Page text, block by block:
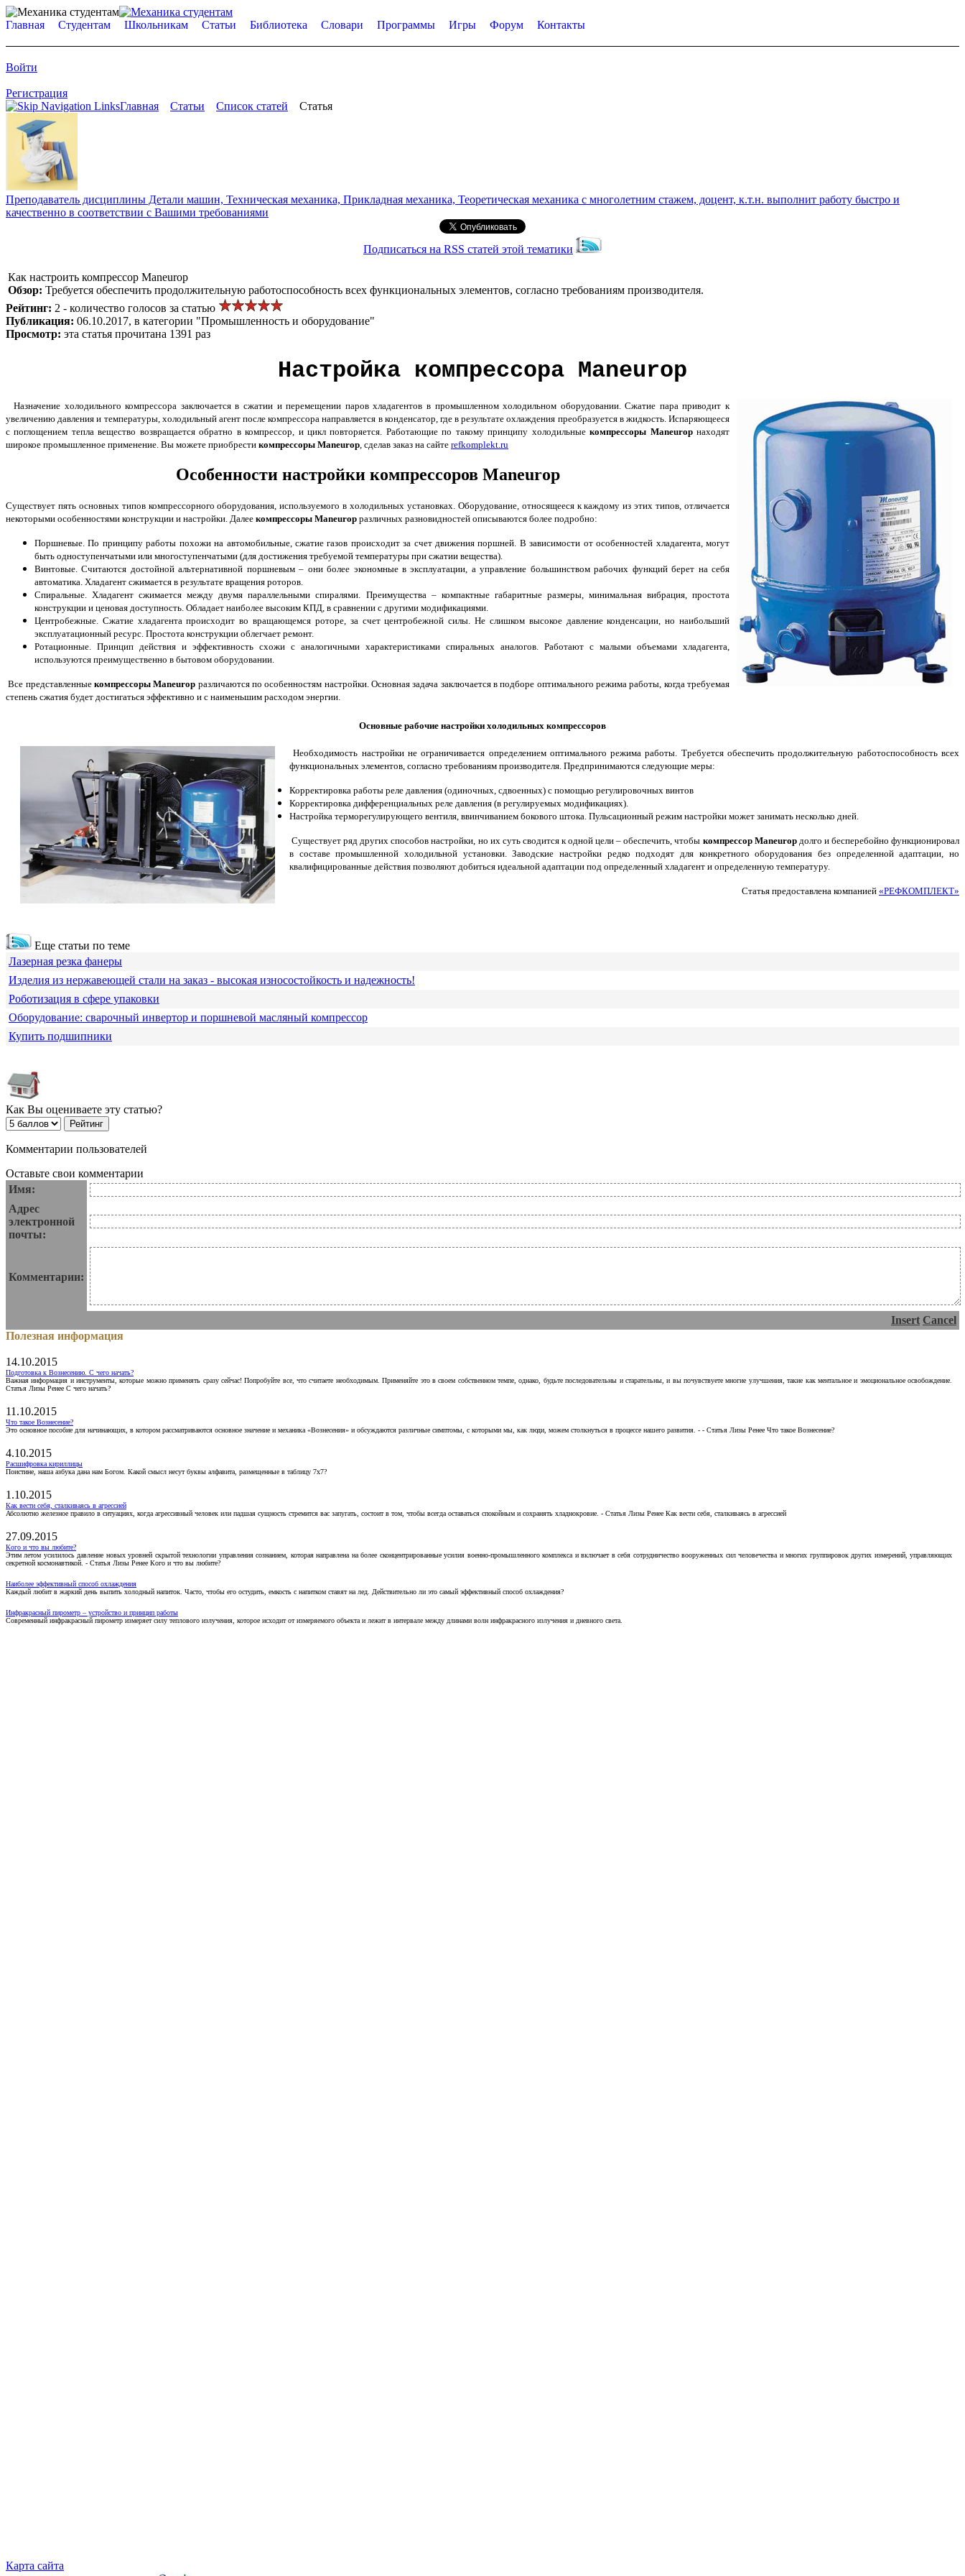
Главная Студентам Школьникам Статьи Библиотека Словари Программы Игры Форум Контакты
Войти
Регистрация
Главная
Статьи Список статей Статья
Преподаватель дисциплины Детали машин, Техническая механика, Прикладная механика, Теоретическая механика с многолетним стажем, доцент, к.т.н. выполнит работу быстро и
качественно в соответствии с Вашими требованиями
Подписаться на RSS статей этой тематики
Как настроить компрессор Maneurop
Обзор: Требуется обеспечить продолжительную работоспособность всех функциональных элементов, согласно требованиям производителя.
Рейтинг: 2 - количество голосов за статью
Публикация: 06.10.2017, в категории "Промышленность и оборудование"
Просмотр: эта статья прочитана 1391 раз
Настройка компрессора Maneurop
Назначение холодильного компрессора заключается в сжатии и перемещении паров хладагентов в промышленном холодильном оборудовании. Сжатие пара приводит к
увеличению давления и температуры, холодильный агент после компрессора направляется в конденсатор, где в результате охлаждения преобразуется в жидкость. Испаряющееся
с поглощением тепла вещество возвращается обратно в компрессор, и цикл повторяется. Работающие по такому принципу холодильныекомпрессоры Maneuropнаходят
широкое промышленное применение. Вы можете приобрести компрессоры Maneurop, сделав заказ на сайте refkomplekt.ru
Особенности настройки компрессоров Maneurop
Существует пять основных типов компрессорного оборудования, используемого в холодильных установках. Оборудование, относящееся к каждому из этих типов, отличается
некоторыми особенностями конструкции и настройки. Далее компрессоры Maneurop различных разновидностей описываются более подробно:
Поршневые. По принципу работы похожи на автомобильные, сжатие газов происходит за счет движения поршней. В зависимости от особенностей хладагента, могут
быть одноступенчатыми или многоступенчатыми (для достижения требуемой температуры при сжатии вещества).
Винтовые. Считаются достойной альтернативной поршневым – они более экономные в эксплуатации, а управление большинством рабочих функций берет на себя
автоматика. Хладагент сжимается в результате вращения роторов.
Спиральные. Хладагент сжимается между двумя параллельными спиралями. Преимущества – компактные габаритные размеры, минимальная вибрация, простота
конструкции и ценовая доступность. Обладает наиболее высоким КПД, в сравнении с другими модификациями.
Центробежные. Сжатие хладагента происходит во вращающемся роторе, за счет центробежной силы. Не слишком высокое давление конденсации, но наибольший
эксплуатационный ресурс. Простота конструкции облегчает ремонт.
Ротационные. Принцип действия и эффективность схожи с аналогичными характеристиками спиральных аналогов. Работают с малыми объемами хладагента,
используются преимущественно в бытовом оборудовании.
Все представленные компрессоры Maneurop различаются по особенностям настройки. Основная задача заключается в подборе оптимального режима работы, когда требуемая
степень сжатия будет достигаться эффективно и с наименьшим расходом энергии.
Основные рабочие настройки холодильных компрессоров
Необходимость настройки не ограничивается определением оптимального режима работы. Требуется обеспечить продолжительную работоспособность всех
функциональных элементов, согласно требованиям производителя. Предпринимаются следующие меры:
Корректировка работы реле давления (одиночных, сдвоенных) с помощью регулировочных винтов
Корректировка дифференциальных реле давления (в регулируемых модификациях).
Настройка терморегулирующего вентиля, ввинчиванием бокового штока. Пульсационный режим настройки может занимать несколько дней.
Существует ряд других способов настройки, но их суть сводится к одной цели – обеспечить, чтобы компрессор Maneuropдолго и бесперебойно функционировал
в составе промышленной холодильной установки. Заводские настройки редко подходят для конкретного оборудования без определенной адаптации, но
квалифицированные действия позволяют добиться идеальной адаптации под определенный хладагент и определенную температуру.
Статья предоставлена компанией «РЕФКОМПЛЕКТ»
Еще статьи по теме
Лазерная резка фанеры
Изделия из нержавеющей стали на заказ - высокая износостойкость и надежность!
Роботизация в сфере упаковки
Оборудование: сварочный инвертор и поршневой масляный компрессор
Купить подшипники
Как Вы оцениваете эту статью?
Комментарии пользователей
Оставьте свои комментарии
Имя:
Адрес
электронной
почты:
Комментарии:
Insert Cancel
Полезная информация
14.10.2015
Подготовка к Вознесению. С чего начать?
Важная информация и инструменты, которые можно применять сразу сейчас! Попробуйте все, что считаете необходимым. Применяйте это в своем собственном темпе, однако, будьте последовательны и старательны, и вы почувствуете многие улучшения, такие как ментальное и эмоциональное освобождение.
Статья Лизы Ренее С чего начать?
11.10.2015
Что такое Вознесение?
Это основное пособие для начинающих, в котором рассматриваются основное значение и механика «Вознесения» и обсуждаются различные симптомы, с которыми мы, как люди, можем столкнуться в процессе нашего развития. - - Статья Лизы Ренее Что такое Вознесение?
4.10.2015
Расшифровка кириллицы
Поистине, наша азбука дана нам Богом. Какой смысл несут буквы алфавита, размещенные в таблицу 7х7?
1.10.2015
Как вести себя, сталкиваясь в агрессией
Абсолютно железное правило в ситуациях, когда агрессивный человек или падшая сущность стремится вас запугать, состоит в том, чтобы всегда оставаться спокойным и сохранять хладнокровие. - Статья Лизы Ренее Как вести себя, сталкиваясь в агрессией
27.09.2015
Кого и что вы любите?
Этим летом усилилось давление новых уровней скрытой технологии управления сознанием, которая направлена на более сконцентрированные усилия военно-промышленного комплекса и включает в себя сотрудничество вооруженных сил человечества и многих группировок других измерений, управляющих
секретной космонавтикой. - Статья Лизы Ренее Кого и что вы любите?
Наиболее эффективный способ охлаждения
Каждый любит в жаркий день выпить холодный напиток. Часто, чтобы его остудить, емкость с напитком ставят на лед. Действительно ли это самый эффективный способ охлаждения?
Инфракрасный пирометр – устройство и принцип работы
Современный инфракрасный пирометр измеряет силу теплового излучения, которое исходит от измеряемого объекта и лежит в интервале между длинами волн инфракрасного излучения и дневного света.
Карта сайта